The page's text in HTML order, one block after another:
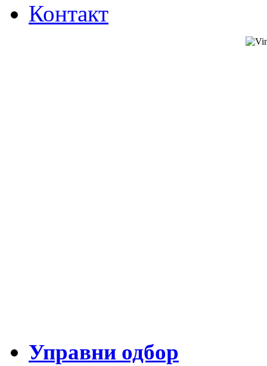
Контакт
Управни одбор